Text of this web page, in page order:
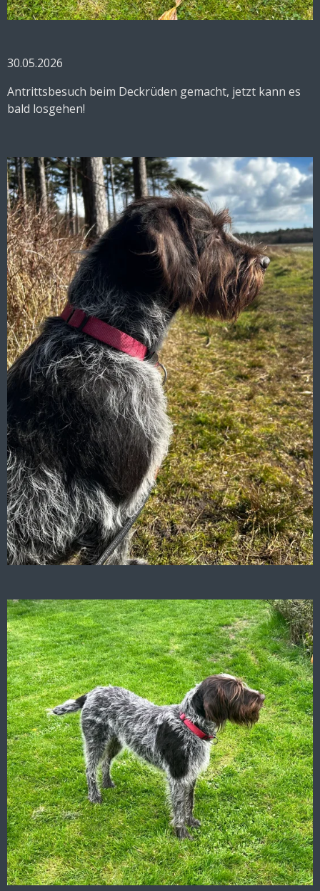
30.05.2026
Antrittsbesuch beim Deckrüden gemacht, jetzt kann es
bald losgehen!